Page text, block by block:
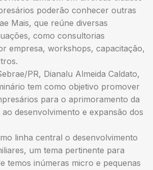
poderão conhecer outras
Mais, que reúne diversas
como consultorias
empresa, workshops, capacitação,
PR, Dianalu Almeida Caldato,
tem como objetivo promover
para o aprimoramento da
desenvolvimento e expansão dos
linha central o desenvolvimento
um tema pertinente para
temos inúmeras micro e pequenas